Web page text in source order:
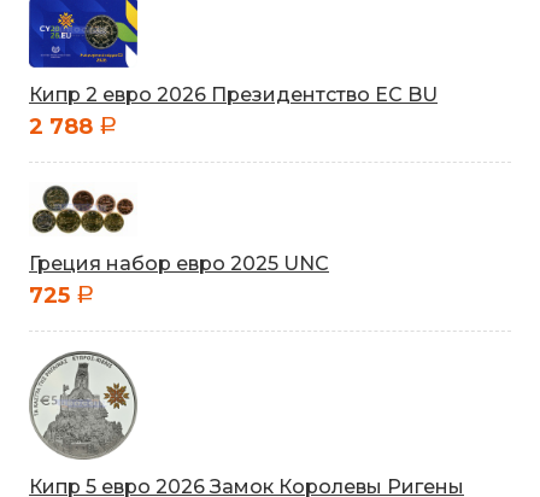
Кипр 2 евро 2026 Президентство ЕС BU
2 788 a
Греция набор евро 2025 UNC
725 a
Кипр 5 евро 2026 Замок Королевы Ригены